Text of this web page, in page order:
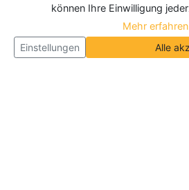
können Ihre Einwilligung
Mehr erfahren
Einstellungen
Alle